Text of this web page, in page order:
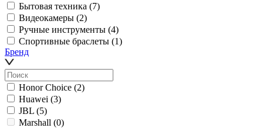
Бытовая техника (7)
Видеокамеры (2)
Ручные инструменты (4)
Спортивные браслеты (1)
Бренд
Honor Choice (2)
Huawei (3)
JBL (5)
Marshall (0)